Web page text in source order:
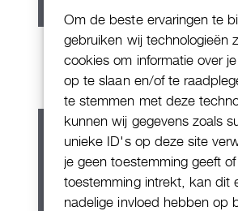
Om de beste ervaringen te
gebruiken wij technologieën
cookies om informatie over
op te slaan en/of te
te stemmen met deze
kunnen wij gegevens zoals
unieke ID's op deze site
je geen toestemming geeft
toestemming intrekt, kan dit
nadelige invloed hebben op
IWC Da Vinci